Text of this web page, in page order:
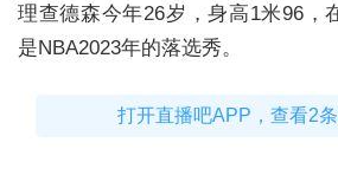
理查德森今年26岁，身高1米96，
是NBA2023年的落选秀。
打开直播吧APP，查看2